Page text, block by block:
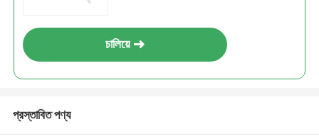
চালিয়ে
প্রস্তাবিত পণ্য